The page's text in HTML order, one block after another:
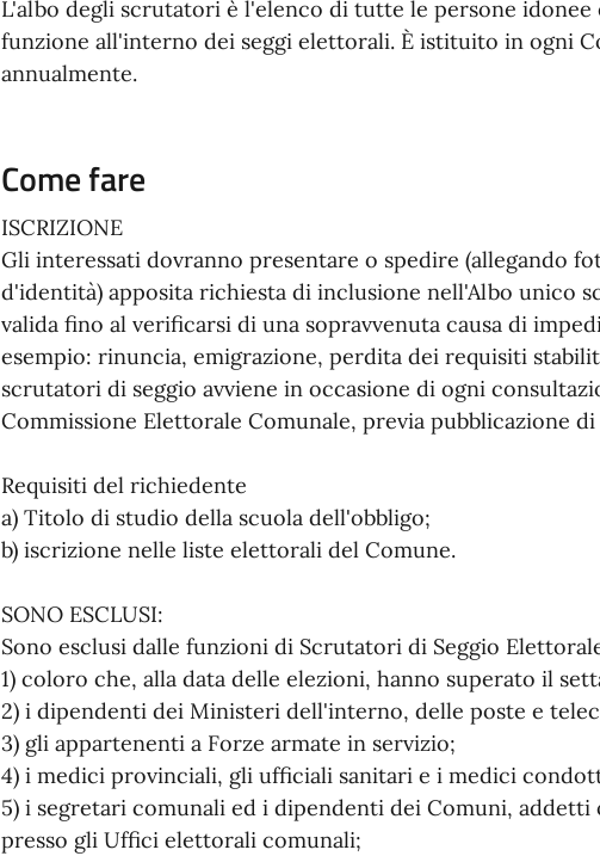
L'albo degli scrutatori è l'elenco di tutte le persone
funzione all'interno dei seggi elettorali. È istituito in ogni
annualmente.
Come fare
ISCRIZIONE
Gli interessati dovranno presentare o spedire (allegando
d'identità) apposita richiesta di inclusione nell'Albo unico
valida fino al verificarsi di una sopravvenuta causa di
esempio: rinuncia, emigrazione, perdita dei requisiti
scrutatori di seggio avviene in occasione di ogni
Commissione Elettorale Comunale, previa pubblicazione
Requisiti del richiedente
a) Titolo di studio della scuola dell'obbligo;
b) iscrizione nelle liste elettorali del Comune.
SONO ESCLUSI:
Sono esclusi dalle funzioni di Scrutatori di Seggio
1) coloro che, alla data delle elezioni, hanno superato il
2) i dipendenti dei Ministeri dell'interno, delle poste e
3) gli appartenenti a Forze armate in servizio;
4) i medici provinciali, gli ufficiali sanitari e i medici
5) i segretari comunali ed i dipendenti dei Comuni, addetti
presso gli Uffici elettorali comunali;